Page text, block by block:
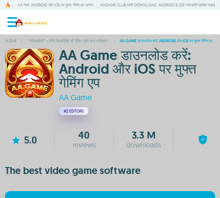
AA गेम्स: ANDROID और IOS पर मुफ्त गेमिंग का आनंद AAGAME CLUB APP DOWNLOAD: ANDROID & IOS प्लेटफ़ॉर्म एक्सेस गाइड
HOME / **लीडरबोर्ड** - शीर्ष खिलाड़ियों की रैंकिंग और अंक तालिका। / AA GAME डाउनलोड करें: ANDROID और IOS पर मुफ्त गेमिंग एप
AA Game डाउनलोड करें:
Android और iOS पर मुफ्त
गेमिंग एप
AA Game
#2 EDITORS
5.0 40
reviews
3.3 M
downloads
The best video game software